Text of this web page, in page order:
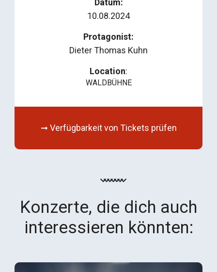
Datum:
10.08.2024
Protagonist:
Dieter Thomas Kuhn
Location:
WALDBÜHNE
➞ Verfügbarkeit von Tickets prüfen
Konzerte, die dich auch
interessieren könnten: